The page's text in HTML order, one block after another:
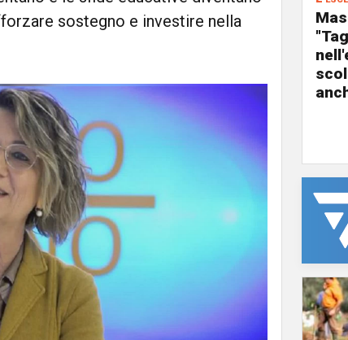
sostegno e investire nella